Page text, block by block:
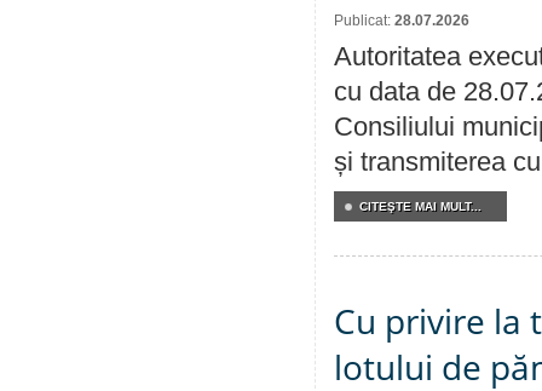
Publicat: 28.07.2026
Autoritatea
cu data de
Consiliului
și transmiterea
CITEŞTE MAI MULT...
Cu privire la
lotului de